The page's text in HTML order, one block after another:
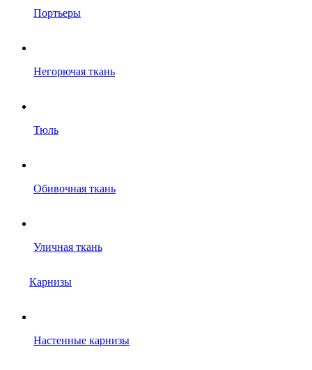
Портьеры
Негорючая ткань
Тюль
Обивочная ткань
Уличная ткань
Карнизы
Настенные карнизы